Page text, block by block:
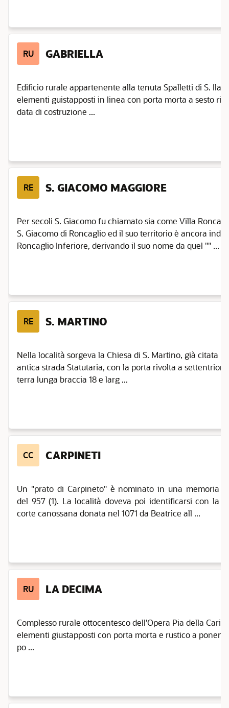
RU GABRIELLA
Edificio rurale appartenente alla tenuta Spalletti di S.
elementi guistapposti in linea con porta morta a sesto
data di costruzione ...
RE S. GIACOMO MAGGIORE
Per secoli S. Giacomo fu chiamato sia come Villa
S. Giacomo di Roncaglio ed il suo territorio è ancora
Roncaglio Inferiore, derivando il suo nome da quel "" ...
RE S. MARTINO
Nella località sorgeva la Chiesa di S. Martino, già citata
antica strada Statutaria, con la porta rivolta a
terra lunga braccia 18 e larg ...
CC CARPINETI
Un "prato di Carpineto" è nominato in una memoria
del 957 (1). La località doveva poi identificarsi con la
corte canossana donata nel 1071 da Beatrice all ...
RU LA DECIMA
Complesso rurale ottocentesco dell'Opera Pia della
elementi giustapposti con porta morta e rustico a
po ...